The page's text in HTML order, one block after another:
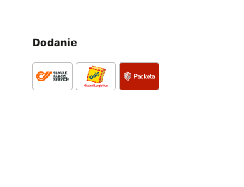
Dodanie